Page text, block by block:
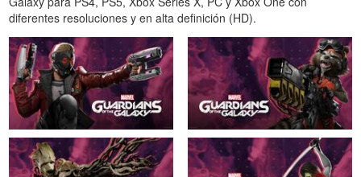
diferentes resoluciones y en alta definición (HD).